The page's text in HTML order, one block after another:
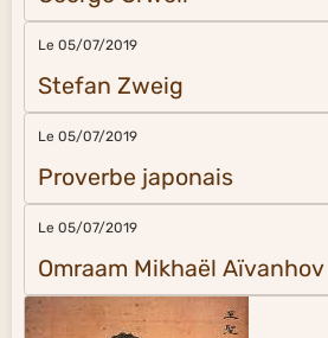
Le 05/07/2019
Stefan Zweig
Le 05/07/2019
Proverbe japonais
Le 05/07/2019
Omraam Mikhaël Aïvanhov